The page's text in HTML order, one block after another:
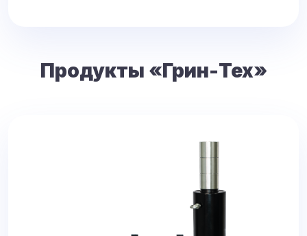
Продукты «Грин-Тех»